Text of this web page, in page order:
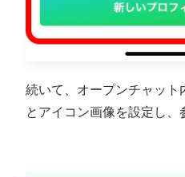
続いて、オープンチャット
とアイコン画像を設定し、